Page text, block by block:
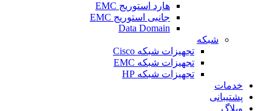
هارد استوریج EMC
جانبی استوریج EMC
Data Domain
شبکه
تجهیزات شبکه Cisco
تجهیزات شبکه EMC
تجهیزات شبکه HP
خدمات
پشتیبانی
وبلاگ